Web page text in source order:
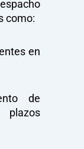
como:
en
de
plazos